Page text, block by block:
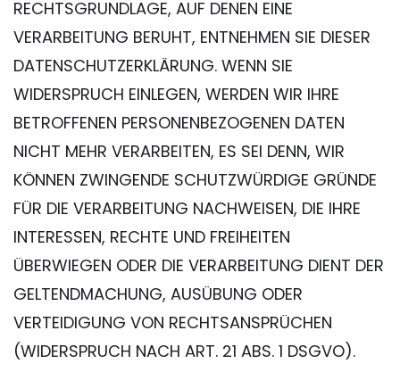
RECHTSGRUNDLAGE, AUF DENEN EINE
VERARBEITUNG BERUHT, ENTNEHMEN SIE DIESER
DATENSCHUTZERKLÄRUNG. WENN SIE
WIDERSPRUCH EINLEGEN, WERDEN WIR IHRE
BETROFFENEN PERSONENBEZOGENEN DATEN
NICHT MEHR VERARBEITEN, ES SEI DENN, WIR
KÖNNEN ZWINGENDE SCHUTZWÜRDIGE GRÜNDE
FÜR DIE VERARBEITUNG NACHWEISEN, DIE IHRE
INTERESSEN, RECHTE UND FREIHEITEN
ÜBERWIEGEN ODER DIE VERARBEITUNG DIENT DER
GELTENDMACHUNG, AUSÜBUNG ODER
VERTEIDIGUNG VON RECHTSANSPRÜCHEN
(WIDERSPRUCH NACH ART. 21 ABS. 1 DSGVO).